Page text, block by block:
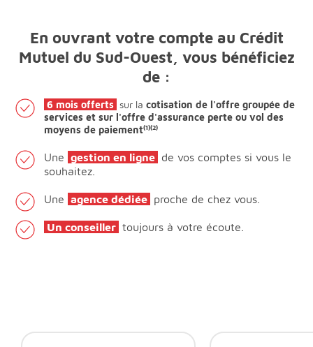
En ouvrant votre compte au Crédit
Mutuel du Sud-Ouest, vous bénéficiez
de :
6 mois offerts sur la cotisation de l'offre groupée de
services et sur l'offre d'assurance perte ou vol des
moyens de paiement(1)(2)
Une gestion en ligne de vos comptes si vous le
souhaitez.
Une agence dédiée proche de chez vous.
Un conseiller toujours à votre écoute.